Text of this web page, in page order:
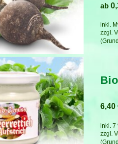
ab
inkl.
zzgl.
6,40
inkl. 7
zzgl.